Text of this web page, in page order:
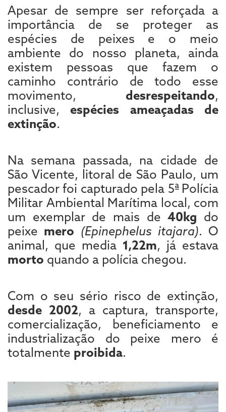
Apesar de sempre ser reforçada a
importância de se proteger as
espécies de peixes e o meio
ambiente do nosso planeta, ainda
existem pessoas que fazem o
caminho contrário de todo esse
movimento, desrespeitando,
inclusive,espécies ameaçadas de
extinção.
Na semana passada, na cidade de
São Vicente, litoral de São Paulo, um
pescador foi capturado pela 5ª Polícia
Militar Ambiental Marítima local, com
um exemplar de mais de40kg do
peixe mero (Epinephelus itajara). O
animal, que media 1,22m, já estava
morto quando a polícia chegou.
Com o seu sério risco de extinção,
desde 2002, a captura, transporte,
comercialização, beneficiamento e
industrialização do peixe mero é
totalmente proibida.